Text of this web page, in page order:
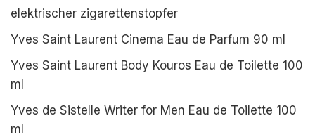
elektrischer zigarettenstopfer
Yves Saint Laurent Cinema Eau de Parfum 90 ml
Yves Saint Laurent Body Kouros Eau de Toilette 100
ml
Yves de Sistelle Writer for Men Eau de Toilette 100
ml